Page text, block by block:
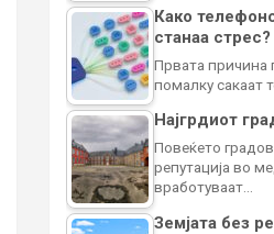
Како
станаа стрес?
Првата причина
помалку сакаат
Најгрдиот
Повеќето
репутација во
вработуваат…
Земјата без